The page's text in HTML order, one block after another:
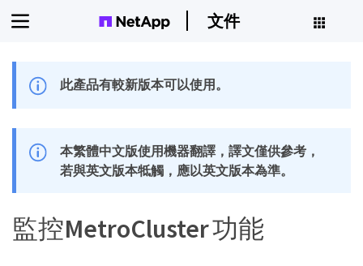
文件
此產品有較新版本可以使用。
本繁體中文版使用機器翻譯，譯文僅供參考，
若與英文版本牴觸，應以英文版本為準。
監控MetroCluster 功能